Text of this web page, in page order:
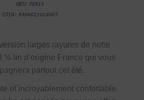
SKU: 35611
GTIN: 9306621024007
larges rayures de notre
% lin d’origine France qui vous
partout cet été.
et incroyablement confortable,